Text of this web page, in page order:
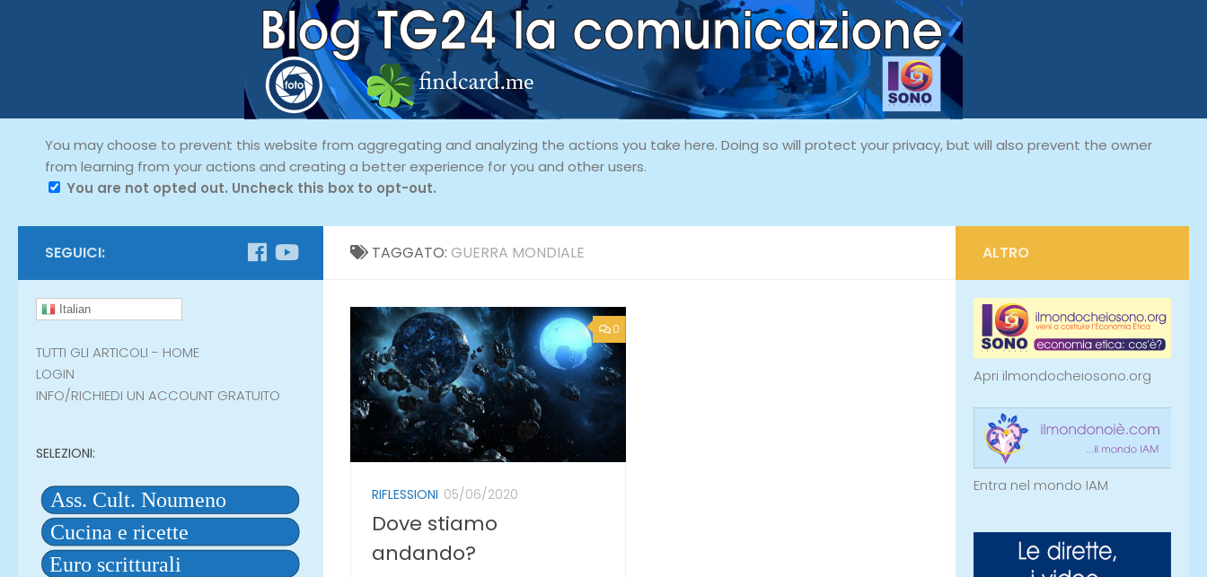
You may choose to prevent this website from aggregating and analyzing the actions you take here. Doing so will protect your privacy, but will also prevent the owner
from learning from your actions and creating a better experience for you and other users.
You are not opted out. Uncheck this box to opt-out.
TAGGATO: GUERRA MONDIALE
0
RIFLESSIONI 05/06/2020
Dove stiamo
andando?
SEGUICI:
Italian
TUTTI GLI ARTICOLI - HOME
LOGIN
INFO/RICHIEDI UN ACCOUNT GRATUITO
SELEZIONI:
ALTRO
Apri ilmondocheiosono.org
Entra nel mondo IAM